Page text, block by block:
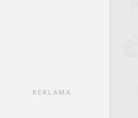
REKLAMA